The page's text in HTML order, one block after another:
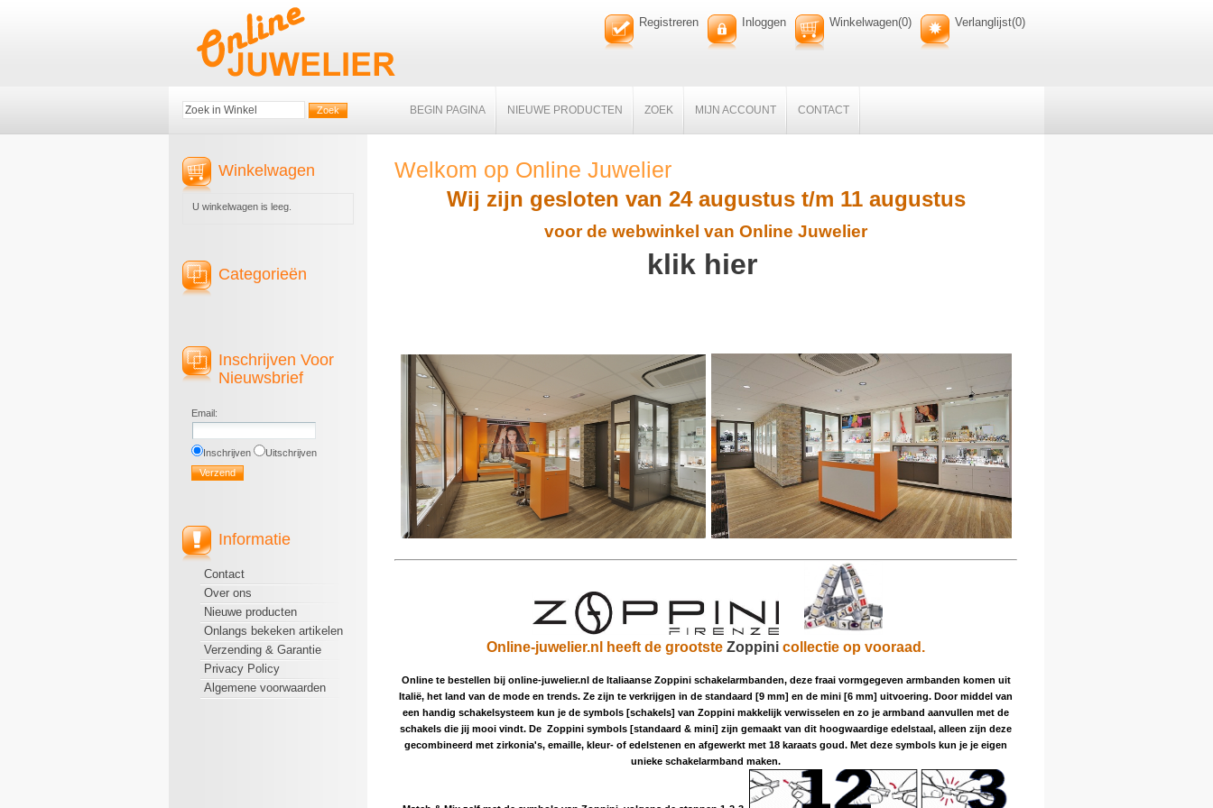
Registreren Inloggen Winkelwagen(0) Verlanglijst(0)
BEGIN PAGINA NIEUWE PRODUCTEN ZOEK MIJN ACCOUNT CONTACT
Winkelwagen
U winkelwagen is leeg.
Categorieën
Inschrijven Voor
Nieuwsbrief
Email:
Inschrijven Uitschrijven
Informatie
Contact
Over ons
Nieuwe producten
Onlangs bekeken artikelen
Verzending & Garantie
Privacy Policy
Algemene voorwaarden
Welkom op Online Juwelier
Wij zijn gesloten van 24 augustus t/m 11 augustus
voor de webwinkel van Online Juwelier
klik hier
Online-juwelier.nl heeft de grootste Zoppini collectie op vooraad.
Online te bestellen bij online-juwelier.nl de Italiaanse Zoppini schakelarmbanden, deze fraai vormgegeven armbanden komen uit
Italië, het land van de mode en trends. Ze zijn te verkrijgen in de standaard [9 mm] en de mini [6 mm] uitvoering. Door middel van
een handig schakelsysteem kun je de symbols [schakels] van Zoppini makkelijk verwisselen en zo je armband aanvullen met de
schakels die jij mooi vindt. De Zoppini symbols [standaard & mini] zijn gemaakt van dit hoogwaardige edelstaal, alleen zijn deze
gecombineerd met zirkonia's, emaille, kleur- of edelstenen en afgewerkt met 18 karaats goud. Met deze symbols kun je je eigen
unieke schakelarmband maken.